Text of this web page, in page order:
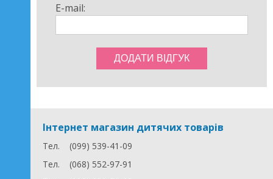
E-mail:
Інтернет магазин дитячих товарів
Тел.
(099) 539-41-09
Тел.
(068) 552-97-91